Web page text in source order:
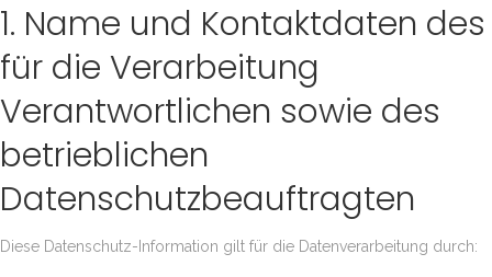
1. Name und Kontaktdaten des
für die Verarbeitung
Verantwortlichen sowie des
betrieblichen
Datenschutzbeauftragten
Diese Datenschutz-Information gilt für die Datenverarbeitung durch: